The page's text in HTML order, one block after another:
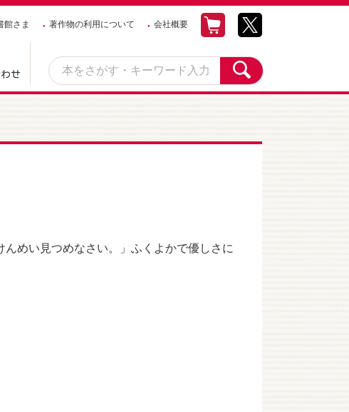
館さま 著作物の利用について 会社概要
せ
んめい見つめなさい。」ふくよかで優しさに